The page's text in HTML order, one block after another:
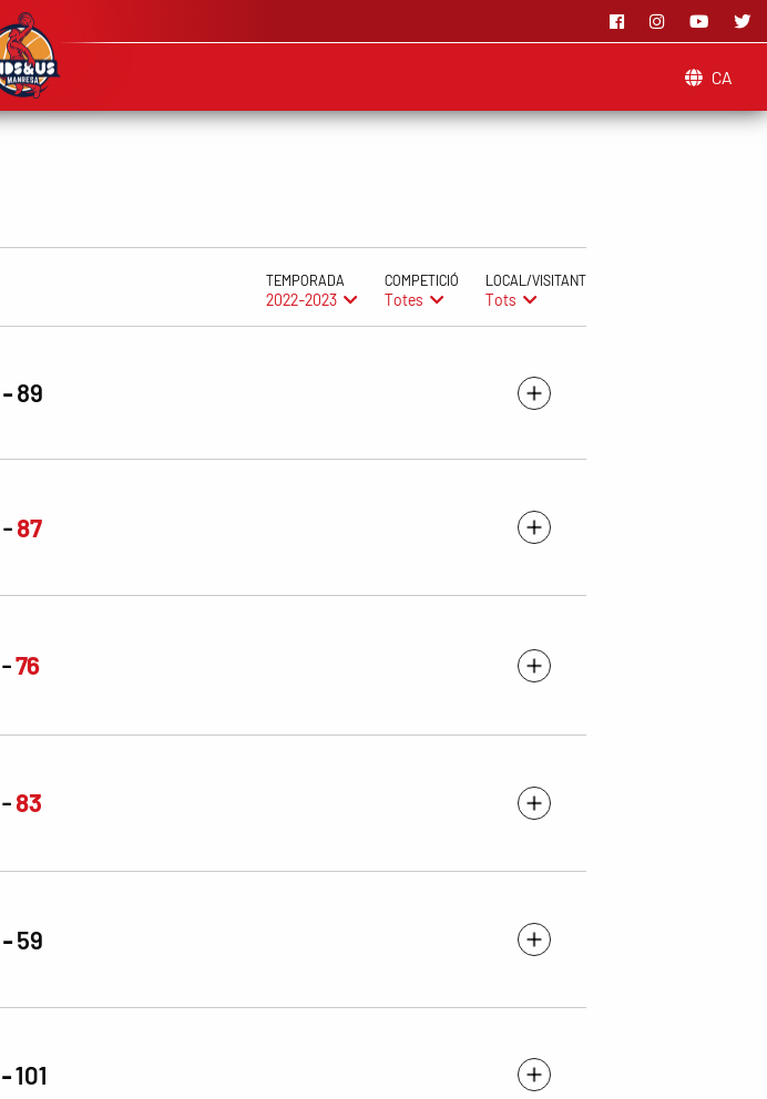
CA
TEMPORADA
2022-2023
COMPETICIÓ
Totes
LOCAL/VISITANT
Tots
89
87
76
83
59
101